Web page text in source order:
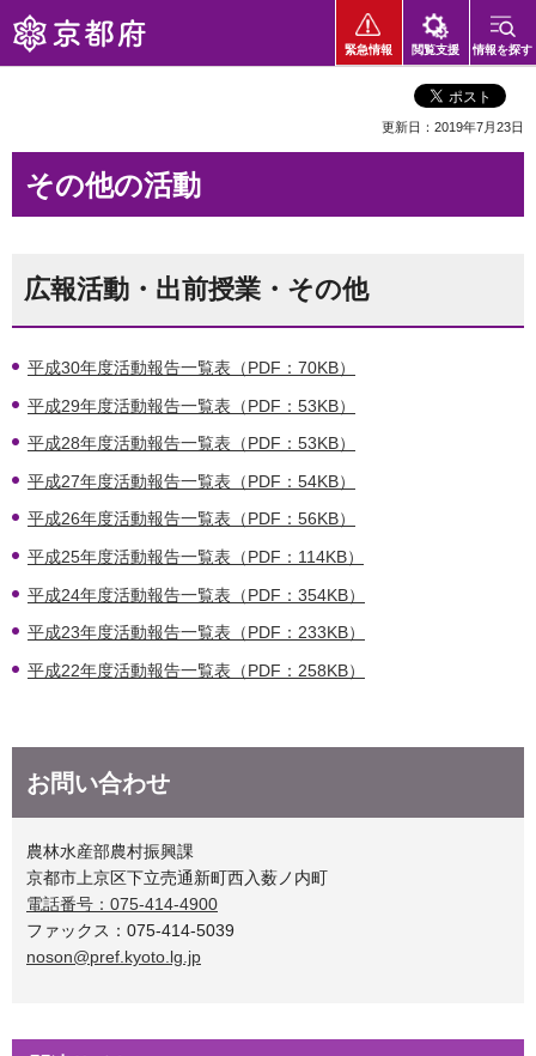
京都府
緊急情報 閲覧支援 情報を探す
更新日：2019年7月23日
その他の活動
広報活動・出前授業・その他
平成30年度活動報告一覧表（PDF：70KB）
平成29年度活動報告一覧表（PDF：53KB）
平成28年度活動報告一覧表（PDF：53KB）
平成27年度活動報告一覧表（PDF：54KB）
平成26年度活動報告一覧表（PDF：56KB）
平成25年度活動報告一覧表（PDF：114KB）
平成24年度活動報告一覧表（PDF：354KB）
平成23年度活動報告一覧表（PDF：233KB）
平成22年度活動報告一覧表（PDF：258KB）
お問い合わせ
農林水産部農村振興課
京都市上京区下立売通新町西入薮ノ内町
電話番号：075-414-4900
ファックス：075-414-5039
noson@pref.kyoto.lg.jp